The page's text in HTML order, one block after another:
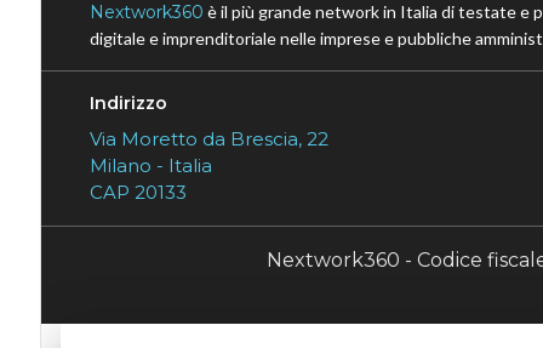
Nextwork360 è il più grande network in Italia di testate e
digitale e imprenditoriale nelle imprese e pubbliche
Indirizzo
Via Moretto da Brescia, 22
Milano - Italia
CAP 20133
Nextwork360 - Codice